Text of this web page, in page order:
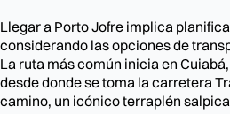
Llegar a Porto Jofre implica
considerando las opciones de
La ruta más común inicia en
desde donde se toma la carretera
camino, un icónico terraplén